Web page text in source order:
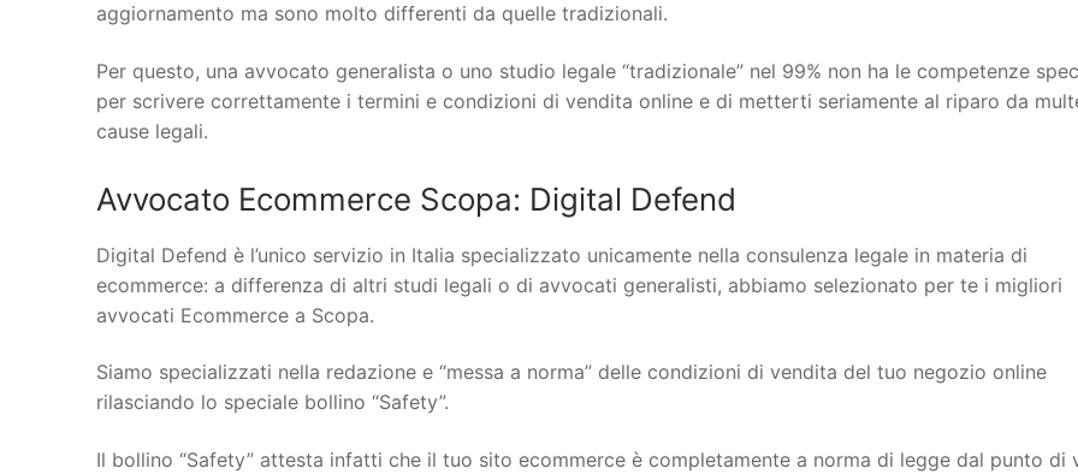
aggiornamento ma sono molto differenti da quelle tradizionali.
Per questo, una avvocato generalista o uno studio legale “tradizionale” nel 99% non ha le competenze
per scrivere correttamente i termini e condizioni di vendita online e di metterti seriamente al riparo da
cause legali.
Avvocato Ecommerce Scopa: Digital Defend
Digital Defend è l’unico servizio in Italia specializzato unicamente nella consulenza legale in materia di
ecommerce: a differenza di altri studi legali o di avvocati generalisti, abbiamo selezionato per te i migliori
avvocati Ecommerce a Scopa.
Siamo specializzati nella redazione e “messa a norma” delle condizioni di vendita del tuo negozio online
rilasciando lo speciale bollino “Safety”.
Il bollino “Safety” attesta infatti che il tuo sito ecommerce è completamente a norma di legge dal punto di